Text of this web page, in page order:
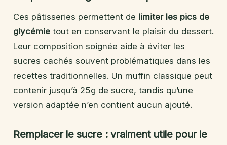
Ces pâtisseries permettent de limiter les pics de
glycémie tout en conservant le plaisir du dessert.
Leur composition soignée aide à éviter les
sucres cachés souvent problématiques dans les
recettes traditionnelles. Un muffin classique peut
contenir jusqu’à 25g de sucre, tandis qu’une
version adaptée n’en contient aucun ajouté.
Remplacer le sucre : vraiment utile pour le